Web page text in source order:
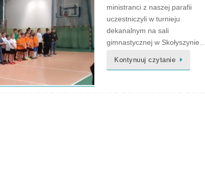
ministranci z naszej parafii
uczestniczyli w turnieju
dekanalnym na sali
gimnastycznej w Skołyszynie….
Kontynuuj czytanie